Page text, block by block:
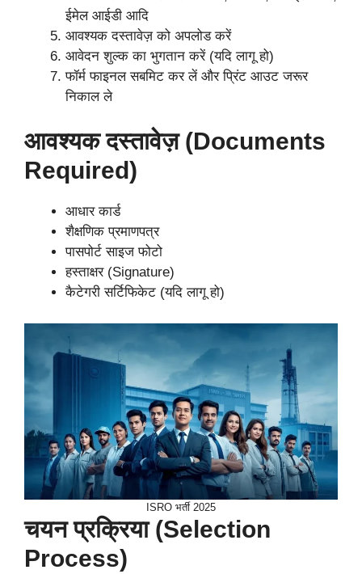
ईमेल आईडी आदि
आवश्यक दस्तावेज़ को अपलोड करें
आवेदन शुल्क का भुगतान करें (यदि लागू हो)
फॉर्म फाइनल सबमिट कर लें और प्रिंट आउट जरूर
निकाल ले
आवश्यक दस्तावेज़ (Documents
Required)
आधार कार्ड
शैक्षणिक प्रमाणपत्र
पासपोर्ट साइज फोटो
हस्ताक्षर (Signature)
कैटेगरी सर्टिफिकेट (यदि लागू हो)
ISRO भर्ती 2025
चयन प्रक्रिया (Selection
Process)